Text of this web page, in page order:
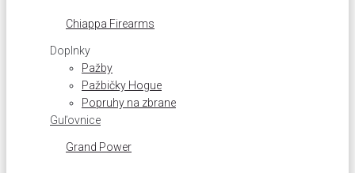
Chiappa Firearms
Doplnky
Pažby
Pažbičky Hogue
Popruhy na zbrane
Guľovnice
Grand Power